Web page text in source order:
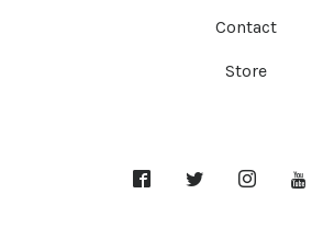
Contact
Store